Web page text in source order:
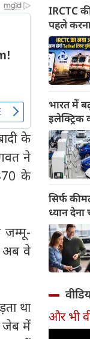
के
ने
के
जम्मू-
अब वे
था
जेब में
IRCTC
पहले
भारत में
इलेक्ट्रिक
सिर्फ
ध्यान देना
और भी